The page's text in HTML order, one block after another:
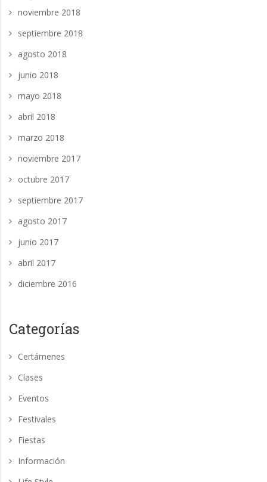
noviembre 2018
septiembre 2018
agosto 2018
junio 2018
mayo 2018
abril 2018
marzo 2018
noviembre 2017
octubre 2017
septiembre 2017
agosto 2017
junio 2017
abril 2017
diciembre 2016
Categorías
Certámenes
Clases
Eventos
Festivales
Fiestas
Información